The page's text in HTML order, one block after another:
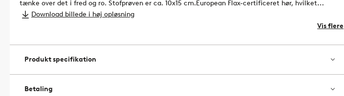
tænke over det i fred og ro. Stofprøven er ca. 10x15 cm.European Flax-certificeret hør, hvilket
betyder, at produktet indeholder hør i høj kvalitet, dyrket under hensyntagen til miljøet og med
Download billede i høj opløsning
Vis flere
Produkt specifikation
Betaling